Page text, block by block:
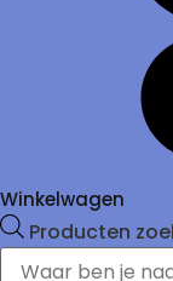
Winkelwagen
Producten